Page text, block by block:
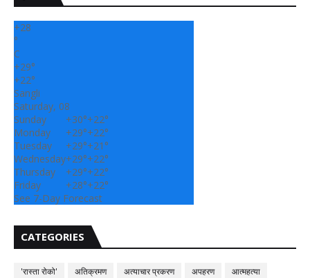
+28
°
C
+29°
+22°
Sangli
Saturday, 08
Sunday
+30°+22°
Monday
+29°+22°
Tuesday
+29°+21°
Wednesday+29°+22°
Thursday
+29°+22°
Friday
+28°+22°
See 7-Day Forecast
CATEGORIES
'रास्ता रोको' अतिक्रमण अत्याचार प्रकरण अपहरण
आत्महत्या